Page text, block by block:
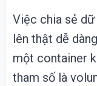
Việc chia sẻ
lên thật dễ
một container
tham số là